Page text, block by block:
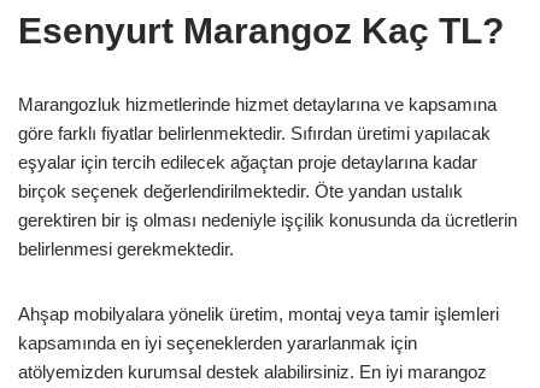
Esenyurt Marangoz Kaç TL?
Marangozluk hizmetlerinde hizmet detaylarına ve kapsamına
göre farklı fiyatlar belirlenmektedir. Sıfırdan üretimi yapılacak
eşyalar için tercih edilecek ağaçtan proje detaylarına kadar
birçok seçenek değerlendirilmektedir. Öte yandan ustalık
gerektiren bir iş olması nedeniyle işçilik konusunda da ücretlerin
belirlenmesi gerekmektedir.
Ahşap mobilyalara yönelik üretim, montaj veya tamir işlemleri
kapsamında en iyi seçeneklerden yararlanmak için
atölyemizden kurumsal destek alabilirsiniz. En iyi marangoz